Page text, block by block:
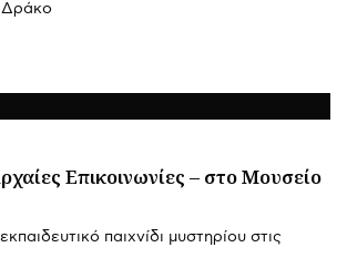
Δράκο
Επικοινωνίες – στο Μουσείο
παιχνίδι μυστηρίου στις